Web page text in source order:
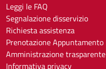
Leggi le FAQ
Segnalazione disservizio
Richiesta assistenza
Prenotazione Appuntamento
Amministrazione trasparente
Informativa privacy